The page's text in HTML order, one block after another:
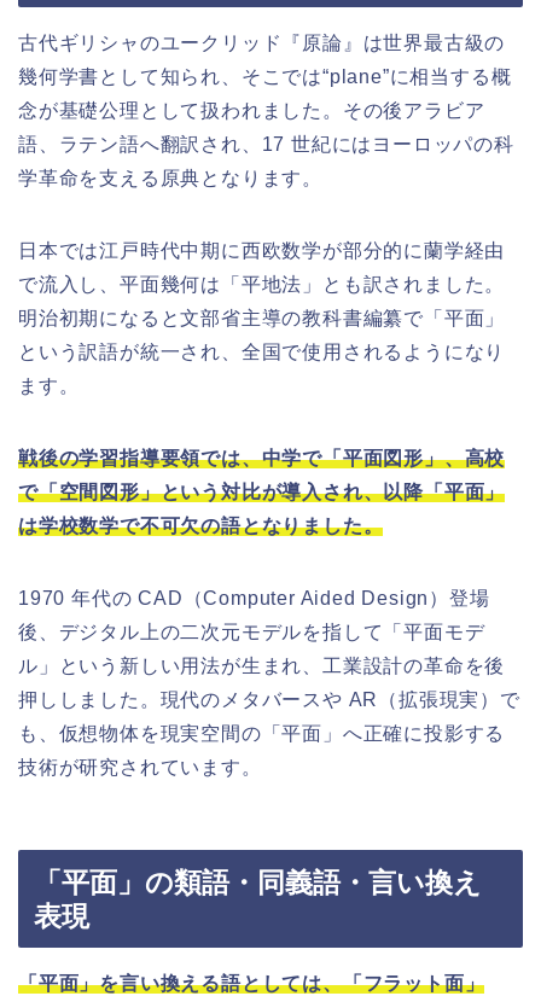
古代ギリシャのユークリッド『原論』は世界最古級の
幾何学書として知られ、そこでは“plane”に相当する概
念が基礎公理として扱われました。その後アラビア
語、ラテン語へ翻訳され、17 世紀にはヨーロッパの科
学革命を支える原典となります。
日本では江戸時代中期に西欧数学が部分的に蘭学経由
で流入し、平面幾何は「平地法」とも訳されました。
明治初期になると文部省主導の教科書編纂で「平面」
という訳語が統一され、全国で使用されるようになり
ます。
戦後の学習指導要領では、中学で「平面図形」、高校
で「空間図形」という対比が導入され、以降「平面」
は学校数学で不可欠の語となりました。
1970 年代の CAD（Computer Aided Design）登場
後、デジタル上の二次元モデルを指して「平面モデ
ル」という新しい用法が生まれ、工業設計の革命を後
押ししました。現代のメタバースや AR（拡張現実）で
も、仮想物体を現実空間の「平面」へ正確に投影する
技術が研究されています。
「平面」の類語・同義語・言い換え
表現
「平面」を言い換える語としては、「フラット面」